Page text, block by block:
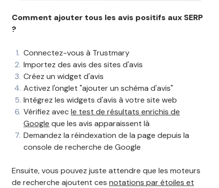
Comment ajouter tous les avis positifs aux SERP
?
Connectez-vous à Trustmary
Importez des avis des sites d'avis
Créez un widget d'avis
Activez l'onglet "ajouter un schéma d'avis"
Intégrez les widgets d'avis à votre site web
Vérifiez avecle test de résultats enrichis de
Google que les avis apparaissent là
Demandez la réindexation de la page depuis la
console de recherche de Google
Ensuite, vous pouvez juste attendre que les moteurs
de recherche ajoutent ces notations par étoiles et